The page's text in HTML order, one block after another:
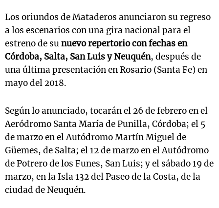
Los oriundos de Mataderos anunciaron su regreso
a los escenarios con una gira nacional para el
estreno de sunuevo repertorio con fechas en
Córdoba, Salta, San Luis y Neuquén, después de
una última presentación en Rosario (Santa Fe) en
mayo del 2018.
Según lo anunciado, tocarán el 26 de febrero en el
Aeródromo Santa María de Punilla, Córdoba; el 5
de marzo en el Autódromo Martín Miguel de
Güemes, de Salta; el 12 de marzo en el Autódromo
de Potrero de los Funes, San Luis; y el sábado 19 de
marzo, en la Isla 132 del Paseo de la Costa, de la
ciudad de Neuquén.